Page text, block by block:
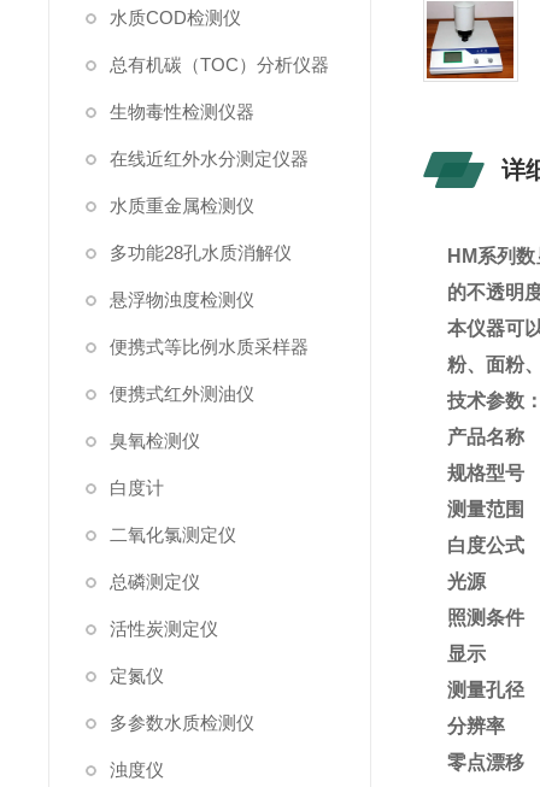
水质COD检测仪
总有机碳（TOC）分析仪器
生物毒性检测仪器
在线近红外水分测定仪器
水质重金属检测仪
多功能28孔水质消解仪
悬浮物浊度检测仪
便携式等比例水质采样器
便携式红外测油仪
臭氧检测仪
白度计
二氧化氯测定仪
总磷测定仪
活性炭测定仪
定氮仪
多参数水质检测仪
浊度仪
详
HM系列
的不透明
本仪器可
粉、面粉
技术参数
产品名称
规格型号
测量范围
白度公式
光源
照测条件
显示
测量孔径
分辨率
零点漂移